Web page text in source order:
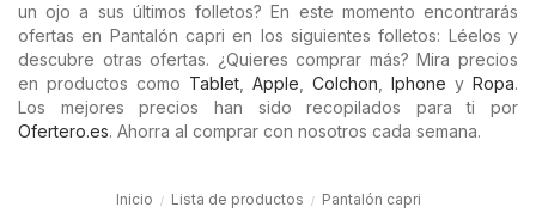
un ojo a sus últimos folletos? En este momento encontrarás
ofertas en Pantalón capri en los siguientes folletos: Léelos y
descubre otras ofertas. ¿Quieres comprar más? Mira precios
en productos como Tablet Apple Colchon Iphone y Ropa.
Los mejores precios han sido recopilados para ti por
Ofertero.es. Ahorra al comprar con nosotros cada semana.
Inicio Lista de productos Pantalón capri